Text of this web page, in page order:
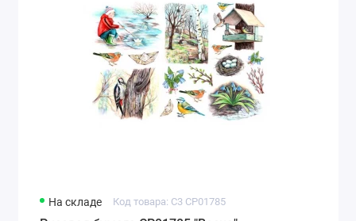
На складе Код товара: C3 CP01785